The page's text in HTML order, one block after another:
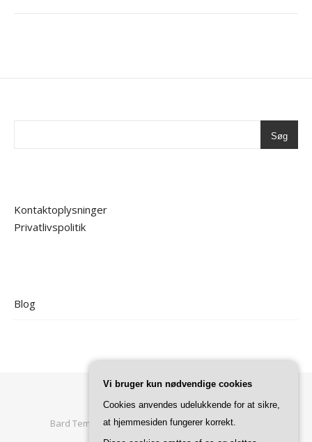
Søg
Kontaktoplysninger
Privatlivspolitik
Blog
Bard Tema afWP Royal. Forside Privatlivspolitik
Vi bruger kun nødvendige cookies
Cookies anvendes udelukkende for at sikre,
at hjemmesiden fungerer korrekt.